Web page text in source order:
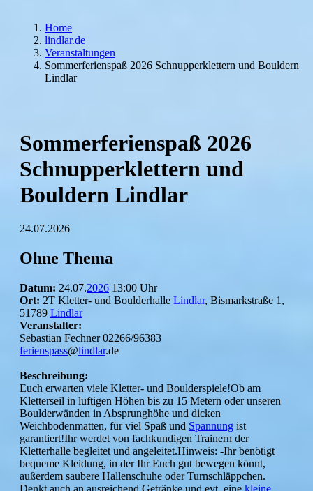
Home
lindlar.de
Veranstaltungen
Sommerferienspaß 2026 Schnupperklettern und Bouldern
Lindlar
Sommerferienspaß 2026
Schnupperklettern und
Bouldern Lindlar
24.07.2026
Ohne Thema
Datum: 24.07.2026 13:00 Uhr
Ort: 2T Kletter- und Boulderhalle Lindlar, Bismarkstraße 1,
51789 Lindlar
Veranstalter:
Sebastian Fechner 02266/96383
ferienspass@lindlar.de
Beschreibung:
Euch erwarten viele Kletter- und Boulderspiele!Ob am
Kletterseil in luftigen Höhen bis zu 15 Metern oder unseren
Boulderwänden in Absprunghöhe und dicken
Weichbodenmatten, für viel Spaß und Spannung ist
garantiert!Ihr werdet von fachkundigen Trainern der
Kletterhalle begleitet und angeleitet.Hinweis: -Ihr benötigt
bequeme Kleidung, in der Ihr Euch gut bewegen könnt,
außerdem saubere Hallenschuhe oder Turnschläppchen.
Denkt auch an ausreichend Getränke und evt. eine kleine